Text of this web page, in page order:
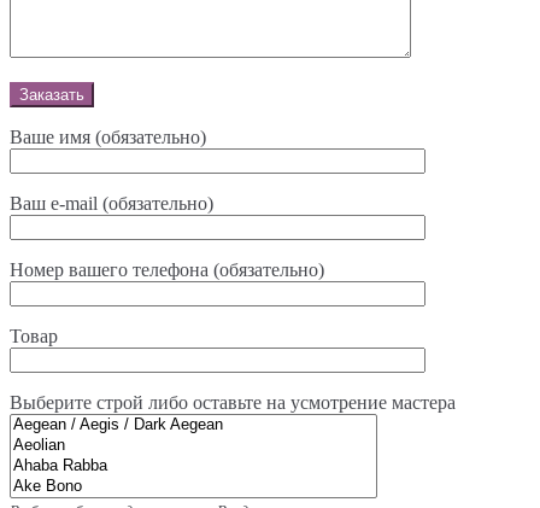
Ваше имя (обязательно)
Ваш e-mail (обязательно)
Номер вашего телефона (обязательно)
Товар
Выберите строй либо оставьте на усмотрение мастерa